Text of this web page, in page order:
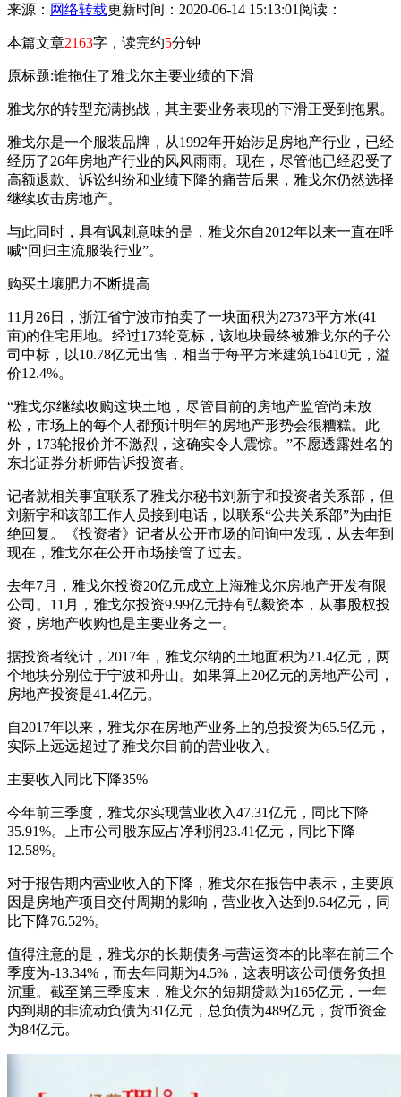
来源： 网络转载更新时间：2020-06-14 15:13:01 阅读：
本篇文章2163字，读完约5分钟
原标题:谁拖住了雅戈尔主要业绩的下滑
雅戈尔的转型充满挑战，其主要业务表现的下滑正受到拖累。
雅戈尔是一个服装品牌，从1992年开始涉足房地产行业，已经
经历了26年房地产行业的风风雨雨。现在，尽管他已经忍受了
高额退款、诉讼纠纷和业绩下降的痛苦后果，雅戈尔仍然选择
继续攻击房地产。
与此同时，具有讽刺意味的是，雅戈尔自2012年以来一直在呼
喊“回归主流服装行业”。
购买土壤肥力不断提高
11月26日，浙江省宁波市拍卖了一块面积为27373平方米(41
亩)的住宅用地。经过173轮竞标，该地块最终被雅戈尔的子公
司中标，以10.78亿元出售，相当于每平方米建筑16410元，溢
价12.4%。
“雅戈尔继续收购这块土地，尽管目前的房地产监管尚未放
松，市场上的每个人都预计明年的房地产形势会很糟糕。此
外，173轮报价并不激烈，这确实令人震惊。”不愿透露姓名的
东北证券分析师告诉投资者。
记者就相关事宜联系了雅戈尔秘书刘新宇和投资者关系部，但
刘新宇和该部工作人员接到电话，以联系“公共关系部”为由拒
绝回复。《投资者》记者从公开市场的问询中发现，从去年到
现在，雅戈尔在公开市场接管了过去。
去年7月，雅戈尔投资20亿元成立上海雅戈尔房地产开发有限
公司。11月，雅戈尔投资9.99亿元持有弘毅资本，从事股权投
资，房地产收购也是主要业务之一。
据投资者统计，2017年，雅戈尔纳的土地面积为21.4亿元，两
个地块分别位于宁波和舟山。如果算上20亿元的房地产公司，
房地产投资是41.4亿元。
自2017年以来，雅戈尔在房地产业务上的总投资为65.5亿元，
实际上远远超过了雅戈尔目前的营业收入。
主要收入同比下降35%
今年前三季度，雅戈尔实现营业收入47.31亿元，同比下降
35.91%。上市公司股东应占净利润23.41亿元，同比下降
12.58%。
对于报告期内营业收入的下降，雅戈尔在报告中表示，主要原
因是房地产项目交付周期的影响，营业收入达到9.64亿元，同
比下降76.52%。
值得注意的是，雅戈尔的长期债务与营运资本的比率在前三个
季度为-13.34%，而去年同期为4.5%，这表明该公司债务负担
沉重。截至第三季度末，雅戈尔的短期贷款为165亿元，一年
内到期的非流动负债为31亿元，总负债为489亿元，货币资金
为84亿元。